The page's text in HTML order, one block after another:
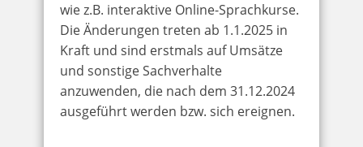
wie z.B. interaktive Online-Sprachkurse.
Die Änderungen treten ab 1.1.2025 in
Kraft und sind erstmals auf Umsätze
und sonstige Sachverhalte
anzuwenden, die nach dem 31.12.2024
ausgeführt werden bzw. sich ereignen.